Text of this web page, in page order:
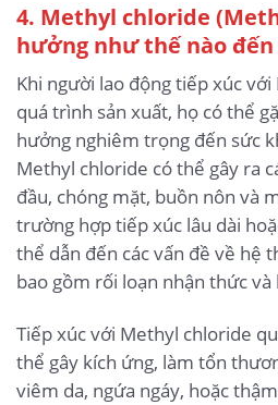
4. Methyl chloride
hưởng như thế nào
Khi người lao động tiếp xúc
quá trình sản xuất, họ có thể
hưởng nghiêm trọng đến sức
Methyl chloride có thể gây ra
đầu, chóng mặt, buồn nôn và
trường hợp tiếp xúc lâu dài
thể dẫn đến các vấn đề về hệ
bao gồm rối loạn nhận thức
Tiếp xúc với Methyl chloride
thể gây kích ứng, làm tổn
viêm da, ngứa ngáy, hoặc